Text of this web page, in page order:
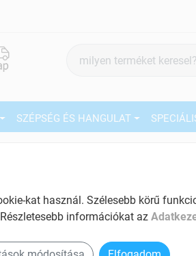
keresés
SZÉPSÉG ÉS HANGULAT
kat használ. Szélesebb körű
információkat az